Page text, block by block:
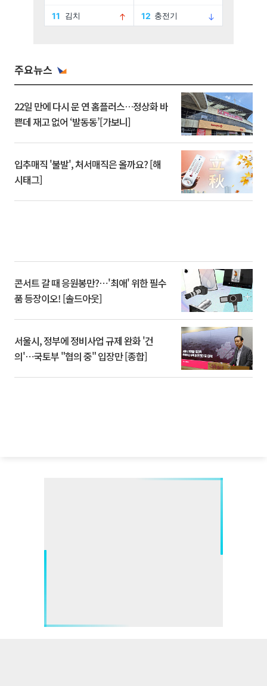
주요뉴스
22일 만에 다시 문 연 홈플러스…정상화 바
쁜데 재고 없어 ‘발동동’[가보니]
입추매직 '불발', 처서매직은 올까요? [해
시태그]
콘서트 갈 때 응원봉만?⋯'최애' 위한 필수
품 등장이오! [솔드아웃]
서울시, 정부에 정비사업 규제 완화 '건
의'⋯국토부 "협의 중" 입장만 [종합]